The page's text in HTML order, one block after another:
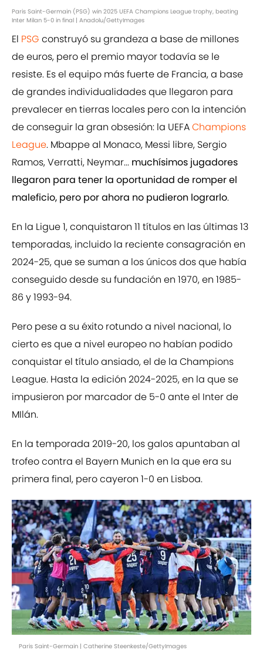
Paris Saint-Germain (PSG) win 2025 UEFA Champions League trophy, beating
Inter Milan 5-0 in final | Anadolu/GettyImages
El PSG construyó su grandeza a base de millones
de euros, pero el premio mayor todavía se le
resiste. Es el equipo más fuerte de Francia, a base
de grandes individualidades que llegaron para
prevalecer en tierras locales pero con la intención
de conseguir la gran obsesión: la UEFAChampions
League. Mbappe al Monaco, Messi libre, Sergio
Ramos, Verratti, Neymar... muchísimos jugadores
llegaron para tener la oportunidad de romper el
maleficio, pero por ahora no pudieron lograrlo.
En la Ligue 1, conquistaron 11 títulos en las últimas 13
temporadas, incluido la reciente consagración en
2024-25, que se suman a los únicos dos que había
conseguido desde su fundación en 1970, en 1985-
86 y 1993-94.
Pero pese a su éxito rotundo a nivel nacional, lo
cierto es que a nivel europeo no habían podido
conquistar el título ansiado, el de la Champions
League. Hasta la edición 2024-2025, en la que se
impusieron por marcador de 5-0 ante el Inter de
MIlán.
En la temporada 2019-20, los galos apuntaban al
trofeo contra el Bayern Munich en la que era su
primera final, pero cayeron 1-0 en Lisboa.
Paris Saint-Germain | Catherine Steenkeste/GettyImages